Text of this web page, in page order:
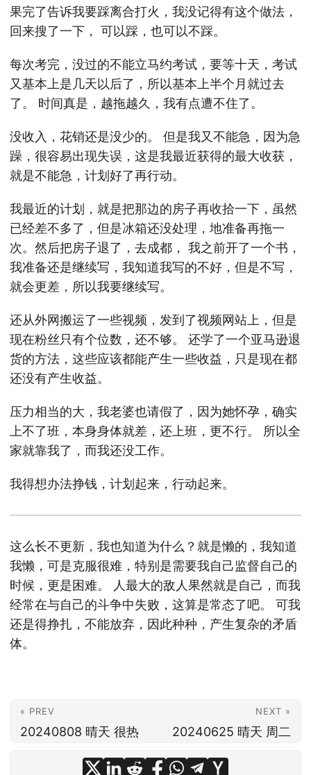
果完了告诉我要踩离合打火，我没记得有这个做法，
回来搜了一下， 可以踩，也可以不踩。
每次考完，没过的不能立马约考试，要等十天，考试
又基本上是几天以后了，所以基本上半个月就过去
了。 时间真是，越拖越久，我有点遭不住了。
没收入，花销还是没少的。 但是我又不能急，因为急
躁，很容易出现失误，这是我最近获得的最大收获，
就是不能急，计划好了再行动。
我最近的计划，就是把那边的房子再收拾一下，虽然
已经差不多了，但是冰箱还没处理，地准备再拖一
次。然后把房子退了，去成都， 我之前开了一个书，
我准备还是继续写，我知道我写的不好，但是不写，
就会更差，所以我要继续写。
还从外网搬运了一些视频，发到了视频网站上，但是
现在粉丝只有个位数，还不够。 还学了一个亚马逊退
货的方法，这些应该都能产生一些收益，只是现在都
还没有产生收益。
压力相当的大，我老婆也请假了，因为她怀孕，确实
上不了班，本身身体就差，还上班，更不行。 所以全
家就靠我了，而我还没工作。
我得想办法挣钱，计划起来，行动起来。
这么长不更新，我也知道为什么？就是懒的，我知道
我懒，可是克服很难，特别是需要我自己监督自己的
时候，更是困难。 人最大的敌人果然就是自己，而我
经常在与自己的斗争中失败，这算是常态了吧。 可我
还是得挣扎，不能放弃，因此种种，产生复杂的矛盾
体。
« PREV
20240808 晴天 很热
NEXT »
20240625 晴天 周二